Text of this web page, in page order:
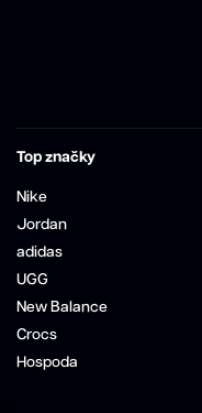
Top značky
Nike
Jordan
adidas
UGG
New Balance
Crocs
Hospoda